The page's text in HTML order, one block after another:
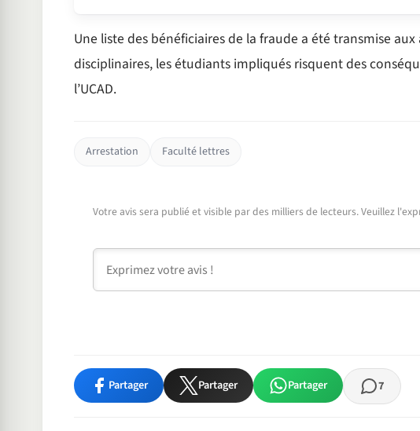
Une liste des bénéficiaires de la fraude a été transmise
disciplinaires, les étudiants impliqués risquent des
l’UCAD.
Arrestation Faculté lettres
Votre avis sera publié et visible par des milliers de lecteurs. Veuillez
Partager Partager Partager 7